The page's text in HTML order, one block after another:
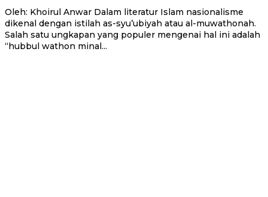
Oleh: Khoirul Anwar Dalam literatur Islam nasionalisme
dikenal dengan istilah as-syu’ubiyah atau al-muwathonah.
Salah satu ungkapan yang populer mengenai hal ini adalah
“hubbul wathon minal...